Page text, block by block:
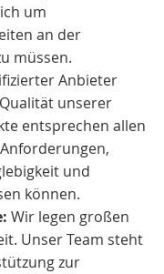
um
an der
müssen.
Anbieter
unserer
entsprechen allen
und
können.
Wir legen großen
Unser Team steht
zur